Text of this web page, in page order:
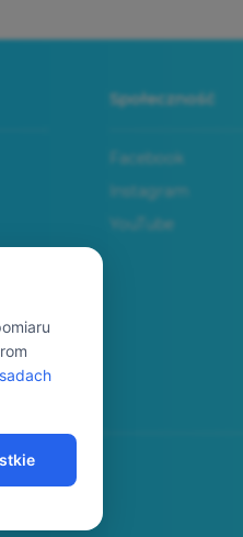
Społeczność
Facebook
Instagram
YouTube